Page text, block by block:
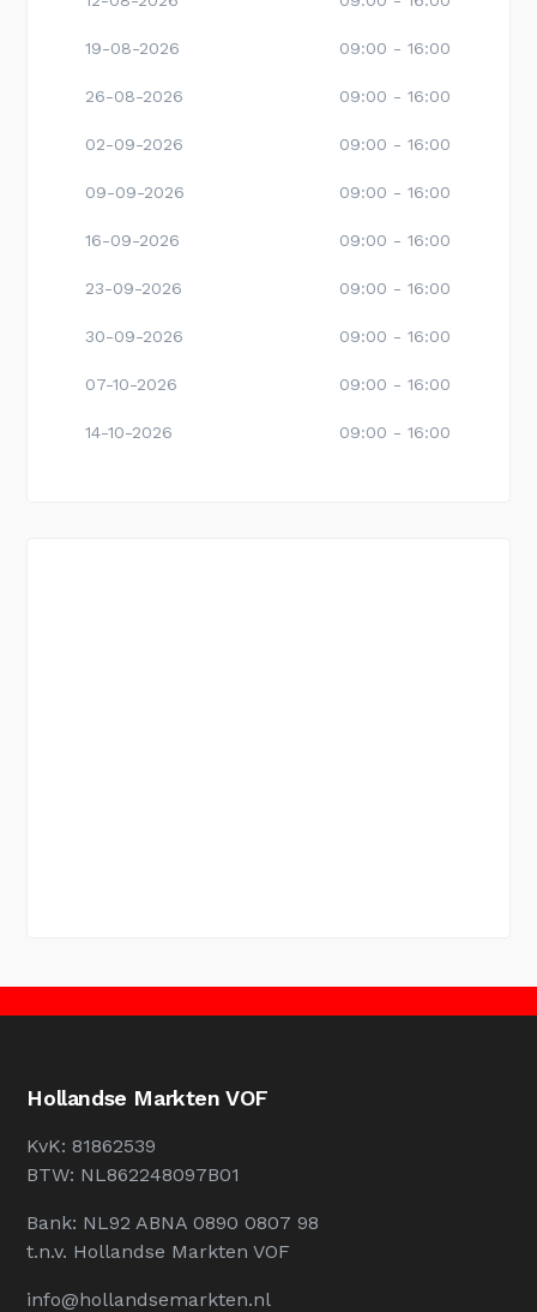
19-08-2026 09:00 - 16:00
26-08-2026 09:00 - 16:00
02-09-2026 09:00 - 16:00
09-09-2026 09:00 - 16:00
16-09-2026 09:00 - 16:00
23-09-2026 09:00 - 16:00
30-09-2026 09:00 - 16:00
07-10-2026 09:00 - 16:00
14-10-2026 09:00 - 16:00
Hollandse Markten VOF
KvK: 81862539
BTW: NL862248097B01
Bank: NL92 ABNA 0890 0807 98
t.n.v. Hollandse Markten VOF
info@hollandsemarkten.nl